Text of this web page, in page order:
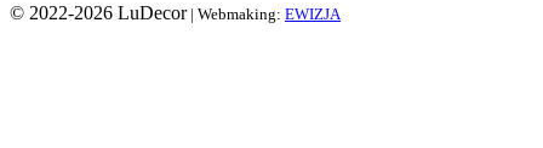
© 2022-2026 LuDecor| Webmaking: EWIZJA